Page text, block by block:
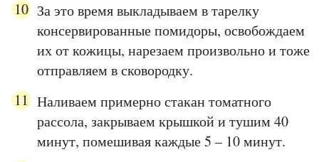
За это время выкладываем в тарелку
консервированные помидоры, освобождаем
их от кожицы, нарезаем произвольно и тоже
отправляем в сковородку.
Наливаем примерно стакан томатного
рассола, закрываем крышкой и тушим 40
минут, помешивая каждые 5 – 10 минут.